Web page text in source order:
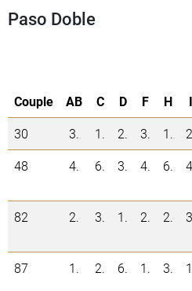
Paso Doble
Couple AB C D F H I
30
3. 1. 2. 3. 1.
48
4. 6. 3. 4. 6.
82 2. 3. 1. 2. 2.
87 1. 2. 6. 1. 3.